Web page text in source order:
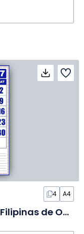
4 A4
Calendário de Feriados das Filipinas de Outubro de 2027 em Slides